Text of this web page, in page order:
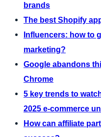
brands
The best Shopify
Influencers: how to
marketing?
Google abandons
Chrome
5 key trends to
2025 e-commerce
How can affiliate